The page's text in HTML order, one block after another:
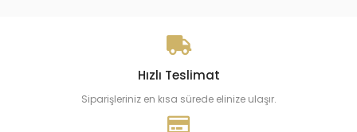
Hızlı Teslimat
Siparişleriniz en kısa sürede elinize ulaşır.